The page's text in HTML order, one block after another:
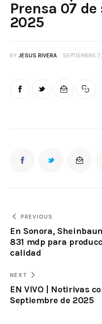
Prensa 07
2025
BY JESUS RIVERA SEPTIEMBRE
PREVIOUS
En Sonora,
831 mdp para
calidad
NEXT
EN VIVO | Notirivas
Septiembre de 2025